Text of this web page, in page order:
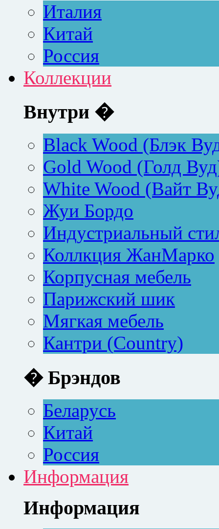
Италия
Китай
Россия
Коллекции
Внутри �
Black Wood (Блэк
Gold Wood (Голд
White Wood (Вайт
Жуи Бордо
Индустриальный
Коллкция ЖанМарко
Корпусная мебель
Парижский шик
Мягкая мебель
Кантри (Country)
� Брэндов
Беларусь
Китай
Россия
Информация
Информация